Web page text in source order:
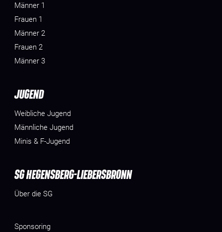
Männer 1
Frauen 1
Männer 2
Frauen 2
Männer 3
JUGEND
Weibliche Jugend
Männliche Jugend
Minis & F-Jugend
SG HEGENSBERG-LIEBERSBRONN
Über die SG
Sponsoring